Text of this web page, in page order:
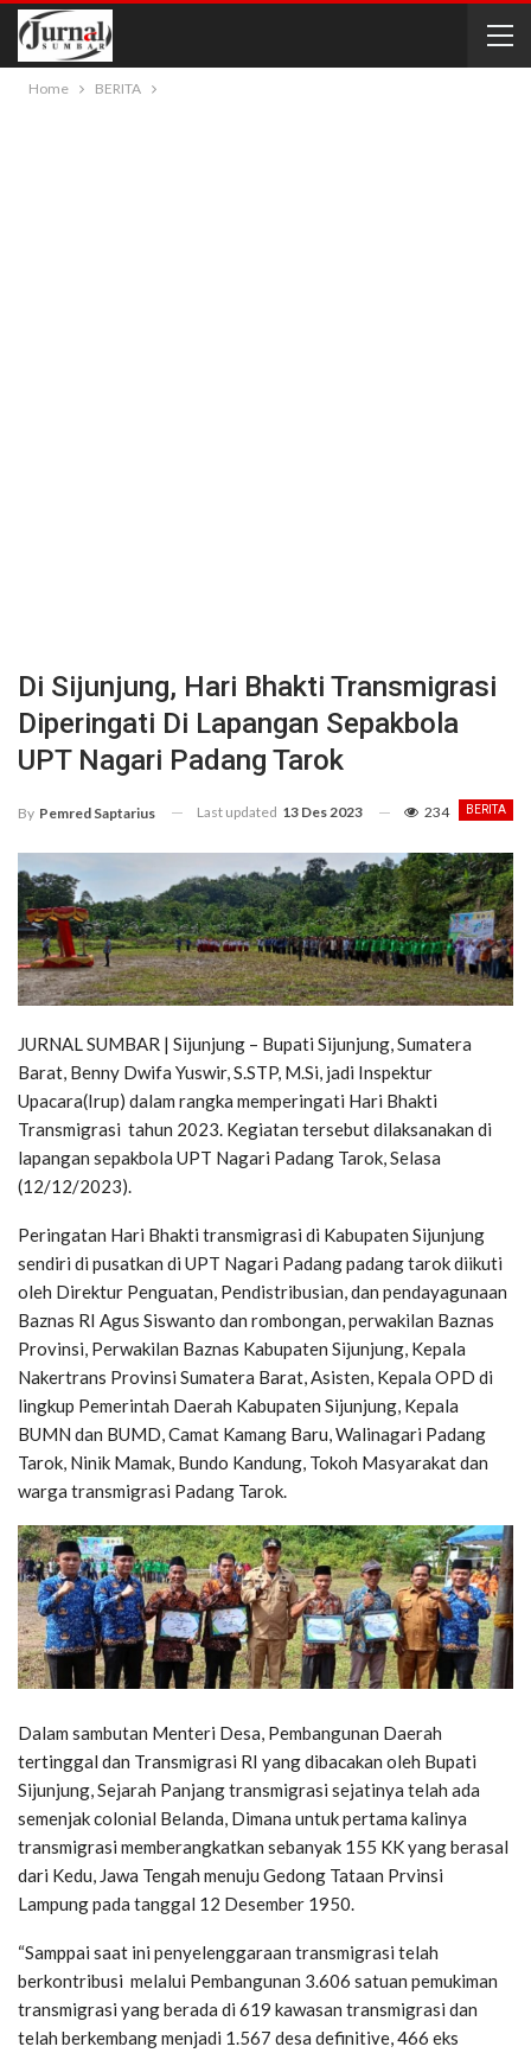
Home BERITA
Di Sijunjung, Hari Bhakti Transmigrasi
Diperingati Di Lapangan Sepakbola
UPT Nagari Padang Tarok
BERITA
By Pemred Saptarius Last updated 13 Des 2023 234
JURNAL SUMBAR | Sijunjung – Bupati Sijunjung, Sumatera
Barat, Benny Dwifa Yuswir, S.STP, M.Si, jadi Inspektur
Upacara(Irup) dalam rangka memperingati Hari Bhakti
Transmigrasi tahun 2023. Kegiatan tersebut dilaksanakan di
lapangan sepakbola UPT Nagari Padang Tarok, Selasa
(12/12/2023).
Peringatan Hari Bhakti transmigrasi di Kabupaten Sijunjung
sendiri di pusatkan di UPT Nagari Padang padang tarok diikuti
oleh Direktur Penguatan, Pendistribusian, dan pendayagunaan
Baznas RI Agus Siswanto dan rombongan, perwakilan Baznas
Provinsi, Perwakilan Baznas Kabupaten Sijunjung, Kepala
Nakertrans Provinsi Sumatera Barat, Asisten, Kepala OPD di
lingkup Pemerintah Daerah Kabupaten Sijunjung, Kepala
BUMN dan BUMD, Camat Kamang Baru, Walinagari Padang
Tarok, Ninik Mamak, Bundo Kandung, Tokoh Masyarakat dan
warga transmigrasi Padang Tarok.
Dalam sambutan Menteri Desa, Pembangunan Daerah
tertinggal dan Transmigrasi RI yang dibacakan oleh Bupati
Sijunjung, Sejarah Panjang transmigrasi sejatinya telah ada
semenjak colonial Belanda, Dimana untuk pertama kalinya
transmigrasi memberangkatkan sebanyak 155 KK yang berasal
dari Kedu, Jawa Tengah menuju Gedong Tataan Prvinsi
Lampung pada tanggal 12 Desember 1950.
“Samppai saat ini penyelenggaraan transmigrasi telah
berkontribusi melalui Pembangunan 3.606 satuan pemukiman
transmigrasi yang berada di 619 kawasan transmigrasi dan
telah berkembang menjadi 1.567 desa definitive, 466 eks